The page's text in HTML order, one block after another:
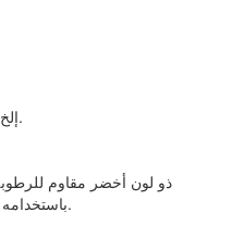
الغراء:E2,E1,E0,Super E0,TSCA,EPA إلخ.
باستخدامه في المناطق الرطبة مثل الحمام والمطبخ.